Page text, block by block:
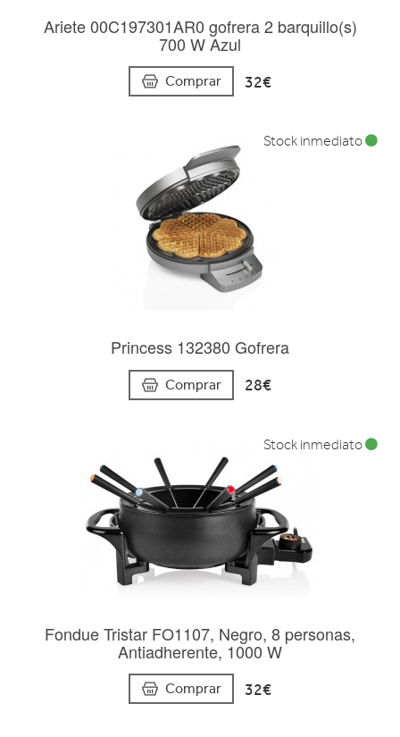
Ariete 00C197301AR0 gofrera 2 barquillo(s)
700 W Azul
Comprar 32€
Princess 132380 Gofrera
Comprar 28€
Stock inmediato
Fondue Tristar FO1107, Negro, 8 personas,
Antiadherente, 1000 W
Comprar 32€
Stock inmediato